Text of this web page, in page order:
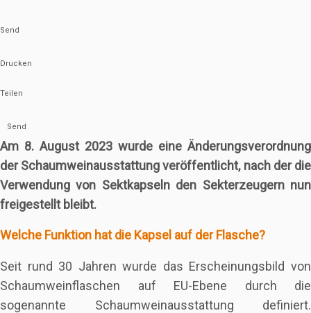
Send
Drucken
Teilen
Send
Am 8. August 2023 wurde eine Änderungsverordnung
der Schaumweinausstattung veröffentlicht, nach der die
Verwendung von Sektkapseln den Sekterzeugern nun
freigestellt bleibt.
Welche Funktion hat die Kapsel auf der Flasche?
Seit rund 30 Jahren wurde das Erscheinungsbild von
Schaumweinflaschen auf EU-Ebene durch die
sogenannte Schaumweinausstattung definiert.